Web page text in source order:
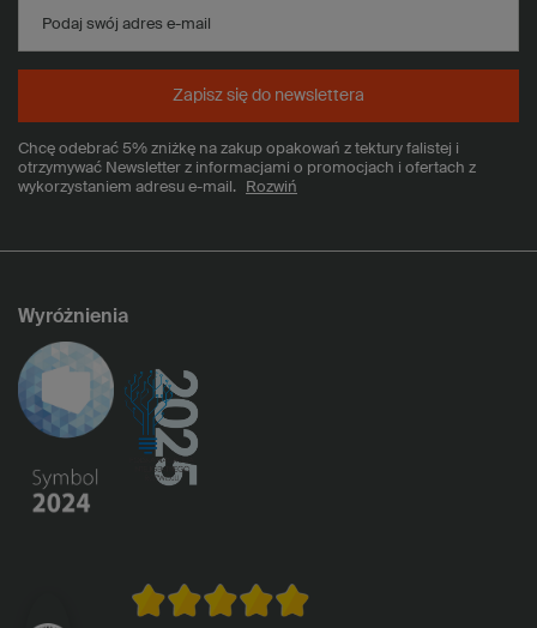
Podaj swój adres e-mail
Chcę odebrać 5% zniżkę na zakup opakowań z tektury falistej i
otrzymywać Newsletter z informacjami o promocjach i ofertach z
wykorzystaniem adresu e-mail.
Rozwiń
Zapisz się do newslettera
Wyróżnienia